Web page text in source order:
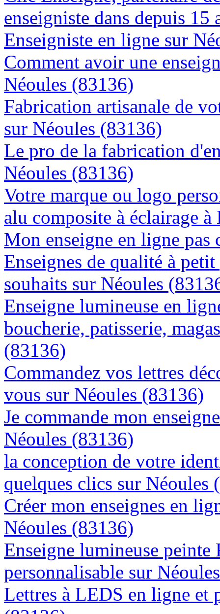
enseigniste dans depuis 15
Enseigniste en ligne sur
Comment avoir une
Néoules (83136)
Fabrication artisanale de
sur Néoules (83136)
Le pro de la fabrication
Néoules (83136)
Votre marque ou logo
alu composite à éclairage
Mon enseigne en ligne pas
Enseignes de qualité à
souhaits sur Néoules
Enseigne lumineuse en
boucherie, patisserie,
(83136)
Commandez vos lettres
vous sur Néoules (83136)
Je commande mon
Néoules (83136)
la conception de votre
quelques clics sur Néoules
Créer mon enseignes en
Néoules (83136)
Enseigne lumineuse
personnalisable sur
Lettres à LEDS en ligne et